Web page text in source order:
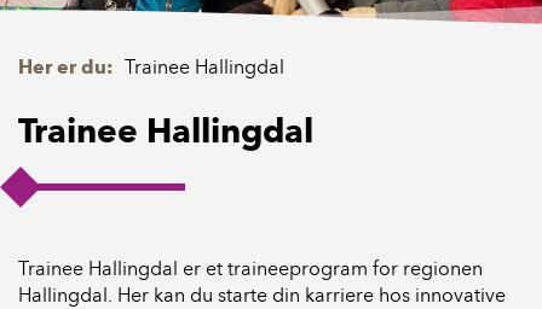
Her er du: Trainee Hallingdal
Trainee Hallingdal
Trainee Hallingdal er et traineeprogram for regionen
Hallingdal. Her kan du starte din karriere hos innovative